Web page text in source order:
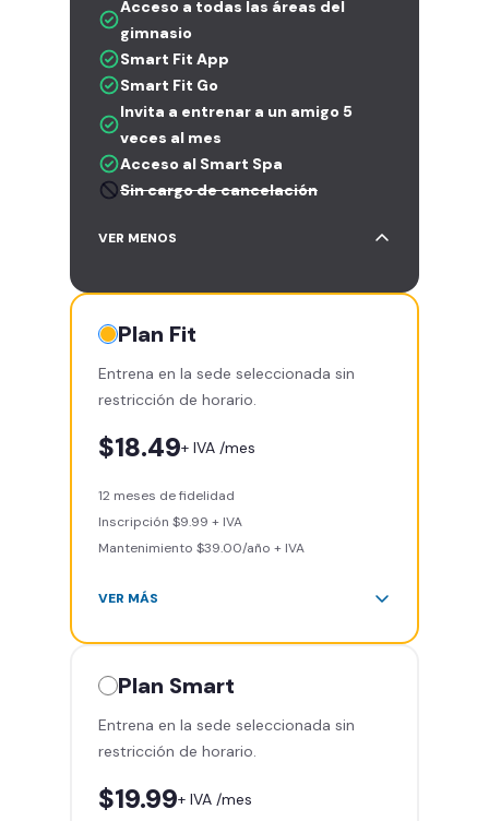
Acceso a todas las áreas del
gimnasio
Smart Fit App
Smart Fit Go
Invita a entrenar a un amigo 5
veces al mes
Acceso al Smart Spa
Sin cargo de cancelación
VER MENOS
Plan Fit
Entrena en la sede seleccionada sin
restricción de horario.
$18.49+ IVA /mes
12 meses de fidelidad
Inscripción $9.99 + IVA
Mantenimiento $39.00/año + IVA
integrado, cardio y clases
Acceso a todas las áreas del
gimnasio
Smart Fit App
Invita a entrenar a un amigo 5
VER MÁS
Plan Smart
Entrena en la sede seleccionada sin
restricción de horario.
$19.99+ IVA /mes